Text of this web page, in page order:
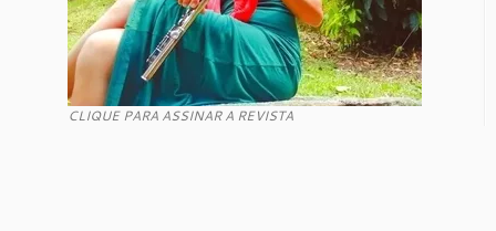
CLIQUE PARA ASSINAR A REVISTA